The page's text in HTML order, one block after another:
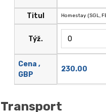
Titul
Týž.
Cena ,
GBP
Homestay (SGL,
230.00
Transport